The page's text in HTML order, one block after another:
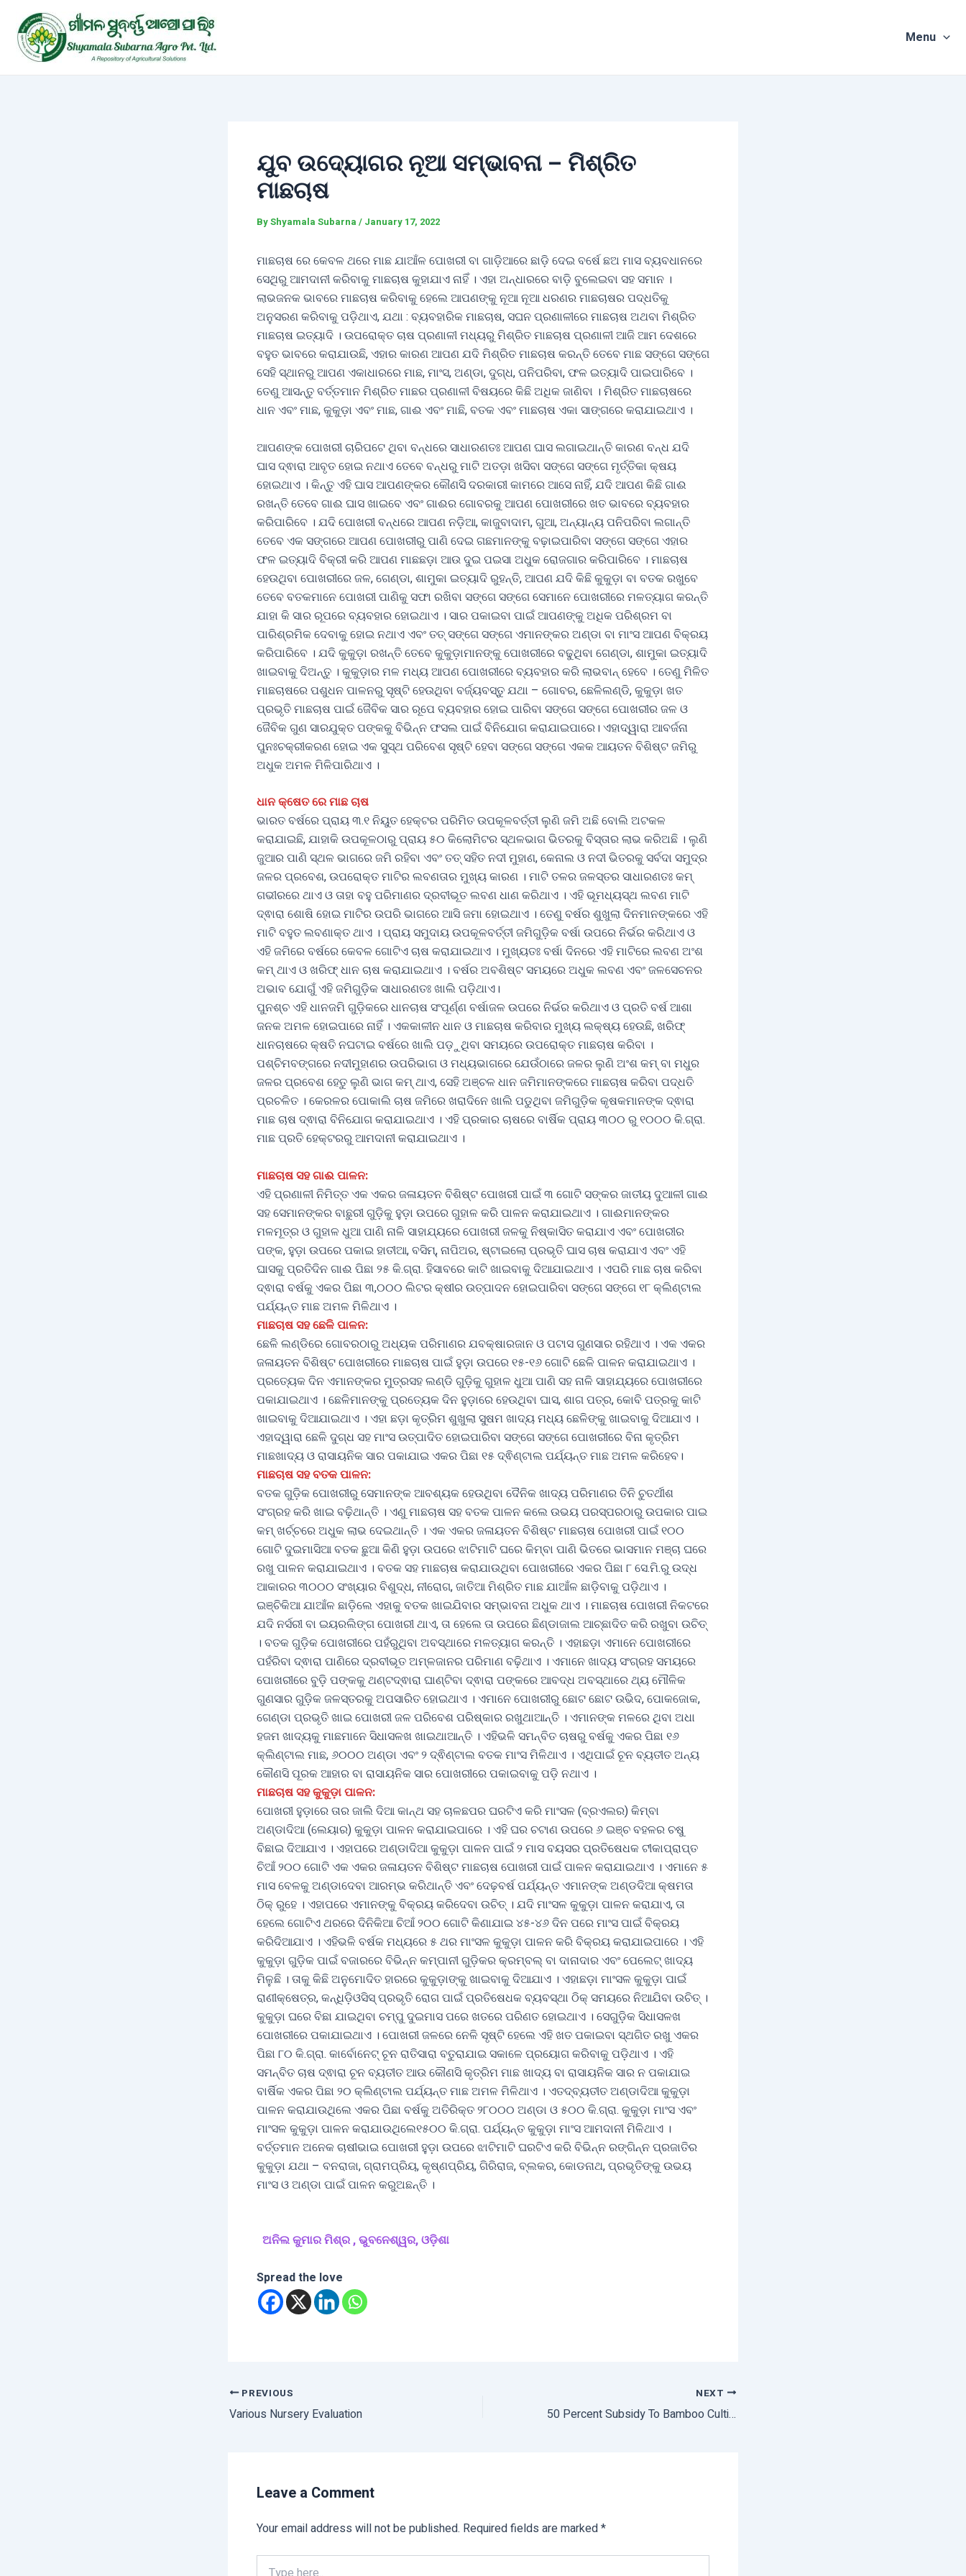
content
Menu
ଯୁବ ଉଦ୍ୟୋଗର ନୂଆ ସମ୍ଭାବନା – ମିଶ୍ରିତ
ମାଛଚାଷ
ByShyamala Subarna / January 17, 2022
ମାଛଚାଷ ରେ କେବଳ ଥରେ ମାଛ ଯାଆଁଳ ପୋଖରୀ ବା ଗାଡ଼ିଆରେ ଛାଡ଼ି ଦେଇ ବର୍ଷେ ଛଅ ମାସ ବ୍ୟବଧାନରେ
ସେଥିରୁ ଆମଦାନୀ କରିବାକୁ ମାଛଚାଷ କୁହାଯାଏ ନାହିଁ । ଏହା ଅନ୍ଧାରରେ ବାଡ଼ି ବୁଲେଇବା ସହ ସମାନ ।
ଲାଭଜନକ ଭାବରେ ମାଛଚାଷ କରିବାକୁ ହେଲେ ଆପଣଙ୍କୁ ନୂଆ ନୂଆ ଧରଣର ମାଛଚାଷର ପଦ୍ଧତିକୁ
ଅନୁସରଣ କରିବାକୁ ପଡ଼ିଥାଏ, ଯଥା : ବ୍ୟବହାରିକ ମାଛଚାଷ, ସଘନ ପ୍ରଣାଳୀରେ ମାଛଚାଷ ଅଥବା ମିଶ୍ରିତ
ମାଛଚାଷ ଇତ୍ୟାଦି । ଉପରୋକ୍ତ ଚାଷ ପ୍ରଣାଳୀ ମଧ୍ୟରୁ ମିଶ୍ରିତ ମାଛଚାଷ ପ୍ରଣାଳୀ ଆଜି ଆମ ଦେଶରେ
ବହୁତ ଭାବରେ କରାଯାଉଛି, ଏହାର କାରଣ ଆପଣ ଯଦି ମିଶ୍ରିତ ମାଛଚାଷ କରନ୍ତି ତେବେ ମାଛ ସଙ୍ଗେ ସଙ୍ଗେ
ସେହି ସ୍ଥାନରୁ ଆପଣ ଏକାଧାରରେ ମାଛ, ମାଂସ, ଅଣ୍ଡା, ଦୁଗ୍ଧ, ପନିପରିବା, ଫଳ ଇତ୍ୟାଦି ପାଇପାରିବେ ।
ତେଣୁ ଆସନ୍ତୁ ବର୍ତ୍ତମାନ ମିଶ୍ରିତ ମାଛର ପ୍ରଣାଳୀ ବିଷୟରେ କିଛି ଅଧିକ ଜାଣିବା । ମିଶ୍ରିତ ମାଛଚାଷରେ
ଧାନ ଏବଂ ମାଛ, କୁକୁଡ଼ା ଏବଂ ମାଛ, ଗାଈ ଏବଂ ମାଛି, ବତକ ଏବଂ ମାଛଚାଷ ଏକା ସାଙ୍ଗରେ କରାଯାଇଥାଏ ।
ଆପଣଙ୍କ ପୋଖରୀ ଚାରିପଟେ ଥିବା ବନ୍ଧରେ ସାଧାରଣତଃ ଆପଣ ଘାସ ଲଗାଇଥାନ୍ତି କାରଣ ବନ୍ଧ ଯଦି
ଘାସ ଦ୍ଵାରା ଆବୃତ ହୋଇ ନଥାଏ ତେବେ ବନ୍ଧରୁ ମାଟି ଅତଡ଼ା ଖସିବା ସଙ୍ଗେ ସଙ୍ଗେ ମୃର୍ତ୍ତିକା କ୍ଷୟ
ହୋଇଥାଏ । କିନ୍ତୁ ଏହି ଘାସ ଆପଣଙ୍କର କୌଣସି ଦରକାରୀ କାମରେ ଆସେ ନାହିଁ, ଯଦି ଆପଣ କିଛି ଗାଈ
ରଖନ୍ତି ତେବେ ଗାଈ ଘାସ ଖାଇବେ ଏବଂ ଗାଈର ଗୋବରକୁ ଆପଣ ପୋଖରୀରେ ଖତ ଭାବରେ ବ୍ୟବହାର
କରିପାରିବେ । ଯଦି ପୋଖରୀ ବନ୍ଧରେ ଆପଣ ନଡ଼ିଆ, କାଜୁବାଦାମ, ଗୁଆ, ଅନ୍ୟାନ୍ୟ ପନିପରିବା ଲଗାନ୍ତି
ତେବେ ଏକ ସଙ୍ଗରେ ଆପଣ ପୋଖରୀରୁ ପାଣି ଦେଇ ଗଛମାନଙ୍କୁ ବଢ଼ାଇପାରିବା ସଙ୍ଗେ ସଙ୍ଗେ ଏହାର
ଫଳ ଇତ୍ୟାଦି ବିକ୍ରୀ କରି ଆପଣ ମାଛଛଡ଼ା ଆଉ ଦୁଇ ପଇସା ଅଧୁକ ରୋଜଗାର କରିପାରିବେ । ମାଛଚାଷ
ହେଉଥିବା ପୋଖରୀରେ ଜଳ, ଗେଣ୍ଡା, ଶାମୁକା ଇତ୍ୟାଦି ରୁହନ୍ତି, ଆପଣ ଯଦି କିଛି କୁକୁଡ଼ା ବା ବତକ ରଖୁବେ
ତେବେ ବତକମାନେ ପୋଖରୀ ପାଣିକୁ ସଫା ରଖିବା ସଙ୍ଗେ ସଙ୍ଗେ ସେମାନେ ପୋଖରୀରେ ମଳତ୍ୟାଗ କରନ୍ତି
ଯାହା କି ସାର ରୂପରେ ବ୍ୟବହାର ହୋଇଥାଏ । ସାର ପକାଇବା ପାଇଁ ଆପଣଙ୍କୁ ଅଧିକ ପରିଶ୍ରମ ବା
ପାରିଶ୍ରମିକ ଦେବାକୁ ହୋଇ ନଥାଏ ଏବଂ ତତ୍ ସଙ୍ଗେ ସଙ୍ଗେ ଏମାନଙ୍କର ଅଣ୍ଡା ବା ମାଂସ ଆପଣ ବିକ୍ରୟ
କରିପାରିବେ । ଯଦି କୁକୁଡ଼ା ରଖନ୍ତି ତେବେ କୁକୁଡ଼ାମାନଙ୍କୁ ପୋଖରୀରେ ବଢୁଥିବା ଗେଣ୍ଡା, ଶାମୁକା ଇତ୍ୟାଦି
ଖାଇବାକୁ ଦିଅନ୍ତୁ । କୁକୁଡ଼ାର ମଳ ମଧ୍ୟ ଆପଣ ପୋଖରୀରେ ବ୍ୟବହାର କରି ଲାଭବାନ୍ ହେବେ । ତେଣୁ ମିଳିତ
ମାଛଚାଷରେ ପଶୁଧନ ପାଳନରୁ ସୃଷ୍ଟି ହେଉଥିବା ବର୍ଜ୍ୟବସ୍ତୁ ଯଥା – ଗୋବର, ଛେଳିଲଣ୍ଡି, କୁକୁଡ଼ା ଖତ
ପ୍ରଭୃତି ମାଛଚାଷ ପାଇଁ ଜୈବିକ ସାର ରୂପେ ବ୍ୟବହାର ହୋଇ ପାରିବା ସଙ୍ଗେ ସଙ୍ଗେ ପୋଖରୀର ଜଳ ଓ
ଜୈବିକ ଗୁଣ ସାରଯୁକ୍ତ ପଙ୍କକୁ ବିଭିନ୍ନ ଫସଲ ପାଇଁ ବିନିଯୋଗ କରାଯାଇପାରେ। ଏହାଦ୍ୱାରା ଆବର୍ଜନା
ପୁନଃଚକ୍ରୀକରଣ ହୋଇ ଏକ ସୁସ୍ଥ ପରିବେଶ ସୃଷ୍ଟି ହେବା ସଙ୍ଗେ ସଙ୍ଗେ ଏକକ ଆୟତନ ବିଶିଷ୍ଟ ଜମିରୁ
ଅଧୁକ ଅମଳ ମିଳିପାରିଥାଏ ।
ଧାନ କ୍ଷେତ ରେ ମାଛ ଚାଷ
ଭାରତ ବର୍ଷରେ ପ୍ରାୟ ୩.୧ ନିୟୁତ ହେକ୍ଟର ପରିମିତ ଉପକୂଳବର୍ତ୍ତୀ ଲୁଣି ଜମି ଅଛି ବୋଲି ଅଟକଳ
କରାଯାଇଛି, ଯାହାକି ଉପକୂଳଠାରୁ ପ୍ରାୟ ୫୦ କିଲୋମିଟର ସ୍ଥଳଭାଗ ଭିତରକୁ ବିସ୍ତାର ଲାଭ କରିଅଛି । ଲୁଣି
ଜୁଆର ପାଣି ସ୍ଥଳ ଭାଗରେ ଜମି ରହିବା ଏବଂ ତତ୍ ସହିତ ନଦୀ ମୁହାଣ, କେନାଲ ଓ ନଦୀ ଭିତରକୁ ସର୍ବଦା ସମୁଦ୍ର
ଜଳର ପ୍ରବେଶ, ଉପରୋକ୍ତ ମାଟିର ଲବଣତାର ମୁଖ୍ୟ କାରଣ । ମାଟି ତଳର ଜଳସ୍ତର ସାଧାରଣତଃ କମ୍
ଗଭୀରରେ ଥାଏ ଓ ତାହା ବହୁ ପରିମାଣର ଦ୍ରବୀଭୂତ ଲବଣ ଧାଣ କରିଥାଏ । ଏହି ଭୂମଧ୍ୟସ୍ଥ ଲବଣ ମାଟି
ଦ୍ଵାରା ଶୋଷି ହୋଇ ମାଟିର ଉପରି ଭାଗରେ ଆସି ଜମା ହୋଇଥାଏ । ତେଣୁ ବର୍ଷର ଶୁଖୁଲା ଦିନମାନଙ୍କରେ ଏହି
ମାଟି ବହୁତ ଲବଣାକ୍ତ ଥାଏ । ପ୍ରାୟ ସମୁଦାୟ ଉପକୂଳବର୍ତ୍ତୀ ଜମିଗୁଡ଼ିକ ବର୍ଷା ଉପରେ ନିର୍ଭର କରିଥାଏ ଓ
ଏହି ଜମିରେ ବର୍ଷରେ କେବଳ ଗୋଟିଏ ଚାଷ କରାଯାଇଥାଏ । ମୁଖ୍ୟତଃ ବର୍ଷା ଦିନରେ ଏହି ମାଟିରେ ଲବଣ ଅଂଶ
କମ୍ ଥାଏ ଓ ଖରିଫ୍ ଧାନ ଚାଷ କରାଯାଇଥାଏ । ବର୍ଷର ଅବଶିଷ୍ଟ ସମୟରେ ଅଧୁକ ଲବଣ ଏବଂ ଜଳସେଚନର
ଅଭାବ ଯୋଗୁଁ ଏହି ଜମିଗୁଡ଼ିକ ସାଧାରଣତଃ ଖାଲି ପଡ଼ିଥାଏ।
ପୁନଶ୍ଚ ଏହି ଧାନଜମି ଗୁଡ଼ିକରେ ଧାନଚାଷ ସଂପୂର୍ଣ୍ଣ ବର୍ଷାଜଳ ଉପରେ ନିର୍ଭର କରିଥାଏ ଓ ପ୍ରତି ବର୍ଷ ଆଶା
ଜନକ ଅମଳ ହୋଇପାରେ ନାହିଁ । ଏକକାଳୀନ ଧାନ ଓ ମାଛଚାଷ କରିବାର ମୁଖ୍ୟ ଲକ୍ଷ୍ୟ ହେଉଛି, ଖରିଫ୍
ଧାନଚାଷରେ କ୍ଷତି ନଘଟାଇ ବର୍ଷରେ ଖାଲି ପଡ଼ୁଥିବା ସମୟରେ ଉପରୋକ୍ତ ମାଛଚାଷ କରିବା ।
ପଶ୍ଚିମବଙ୍ଗରେ ନଦୀମୁହାଣର ଉପରିଭାଗ ଓ ମଧ୍ୟଭାଗରେ ଯେଉଁଠାରେ ଜଳର ଲୁଣି ଅଂଶ କମ୍ ବା ମଧୁର
ଜଳର ପ୍ରବେଶ ହେତୁ ଲୁଣି ଭାଗ କମ୍ ଥାଏ, ସେହି ଅଞ୍ଚଳ ଧାନ ଜମିମାନଙ୍କରେ ମାଛଚାଷ କରିବା ପଦ୍ଧତି
ପ୍ରଚଳିତ । କେରଳର ପୋକାଲି ଚାଷ ଜମିରେ ଖରାଦିନେ ଖାଲି ପଡୁଥିବା ଜମିଗୁଡ଼ିକ କୃଷକମାନଙ୍କ ଦ୍ଵାରା
ମାଛ ଚାଷ ଦ୍ଵାରା ବିନିଯୋଗ କରାଯାଇଥାଏ । ଏହି ପ୍ରକାର ଚାଷରେ ବାର୍ଷିକ ପ୍ରାୟ ୩୦୦ ରୁ ୧୦୦୦ କି.ଗ୍ରା.
ମାଛ ପ୍ରତି ହେକ୍ଟରରୁ ଆମଦାନୀ କରାଯାଇଥାଏ ।
ମାଛଚାଷ ସହ ଗାଈ ପାଳନ:
ଏହି ପ୍ରଣାଳୀ ନିମିତ୍ତ ଏକ ଏକର ଜଳାୟତନ ବିଶିଷ୍ଟ ପୋଖରୀ ପାଇଁ ୩ ଗୋଟି ସଙ୍କର ଜାତୀୟ ଦୁଆଳୀ ଗାଈ
ସହ ସେମାନଙ୍କର ବାଛୁରୀ ଗୁଡ଼ିକୁ ହୁଡ଼ା ଉପରେ ଗୁହାଳ କରି ପାଳନ କରାଯାଇଥାଏ । ଗାଈମାନଙ୍କର
ମଳମୂତ୍ର ଓ ଗୁହାଳ ଧୁଆ ପାଣି ନାଳି ସାହାଯ୍ୟରେ ପୋଖରୀ ଜଳକୁ ନିଷ୍କାସିତ କରାଯାଏ ଏବଂ ପୋଖରୀର
ପଙ୍କ, ହୁଡ଼ା ଉପରେ ପକାଇ ହାତୀଆ, ବସିମ୍, ନାପିଅର, ଷ୍ଟାଇଲୋ ପ୍ରଭୃତି ଘାସ ଚାଷ କରାଯାଏ ଏବଂ ଏହି
ଘାସକୁ ପ୍ରତିଦିନ ଗାଈ ପିଛା ୨୫ କି.ଗ୍ରା. ହିସାବରେ କାଟି ଖାଇବାକୁ ଦିଆଯାଇଥାଏ । ଏପରି ମାଛ ଚାଷ କରିବା
ଦ୍ଵାରା ବର୍ଷକୁ ଏକର ପିଛା ୩,୦୦୦ ଲିଟର କ୍ଷୀର ଉତ୍ପାଦନ ହୋଇପାରିବା ସଙ୍ଗେ ସଙ୍ଗେ ୧୮ କ୍ଲିଣ୍ଟାଲ
ପର୍ଯ୍ୟନ୍ତ ମାଛ ଅମଳ ମିଳିଥାଏ ।
ମାଛଚାଷ ସହ ଛେଳି ପାଳନ:
ଛେଳି ଲଣ୍ଡିରେ ଗୋବରଠାରୁ ଅଧ୍ୟକ ପରିମାଣର ଯବକ୍ଷାରଜାନ ଓ ପଟାସ ଗୁଣସାର ରହିଥାଏ । ଏକ ଏକର
ଜଳାୟତନ ବିଶିଷ୍ଟ ପୋଖରୀରେ ମାଛଚାଷ ପାଇଁ ହୁଡ଼ା ଉପରେ ୧୫-୧୬ ଗୋଟି ଛେଳି ପାଳନ କରାଯାଇଥାଏ ।
ପ୍ରତ୍ୟେକ ଦିନ ଏମାନଙ୍କର ମୁତ୍ରସହ ଲଣ୍ଡି ଗୁଡ଼ିକୁ ଗୁହାଳ ଧୁଆ ପାଣି ସହ ନାଳି ସାହାଯ୍ୟରେ ପୋଖରୀରେ
ପକାଯାଇଥାଏ । ଛେଳିମାନଙ୍କୁ ପ୍ରତ୍ୟେକ ଦିନ ହୁଡ଼ାରେ ହେଉଥିବା ଘାସ, ଶାଗ ପତ୍ର, କୋବି ପତ୍ରକୁ କାଟି
ଖାଇବାକୁ ଦିଆଯାଇଥାଏ । ଏହା ଛଡ଼ା କୃତ୍ରିମ ଶୁଖୁଲା ସୁଷମ ଖାଦ୍ୟ ମଧ୍ୟ ଛେଳିଙ୍କୁ ଖାଇବାକୁ ଦିଆଯାଏ ।
ଏହାଦ୍ୱାରା ଛେଳି ଦୁଗ୍ଧ ସହ ମାଂସ ଉତ୍ପାଦିତ ହୋଇପାରିବା ସଙ୍ଗେ ସଙ୍ଗେ ପୋଖରୀରେ ବିନା କୃତ୍ରିମ
ମାଛଖାଦ୍ୟ ଓ ରାସାୟନିକ ସାର ପକାଯାଇ ଏକର ପିଛା ୧୫ ଦ୍ଵିଣ୍ଟାଲ ପର୍ଯ୍ୟନ୍ତ ମାଛ ଅମଳ କରିହେବ।
ମାଛଚାଷ ସହ ବତକ ପାଳନ:
ବତକ ଗୁଡ଼ିକ ପୋଖରୀରୁ ସେମାନଙ୍କ ଆବଶ୍ୟକ ହେଉଥିବା ଦୈନିକ ଖାଦ୍ୟ ପରିମାଣର ତିନି ଚୁତର୍ଥୀଶ
ସଂଗ୍ରହ କରି ଖାଇ ବଢ଼ିଥାନ୍ତି । ଏଣୁ ମାଛଚାଷ ସହ ବତକ ପାଳନ କଲେ ଉଭୟ ପରସ୍ପରଠାରୁ ଉପକାର ପାଇ
କମ୍ ଖର୍ଚ୍ଚରେ ଅଧୁକ ଲାଭ ଦେଇଥାନ୍ତି । ଏକ ଏକର ଜଳାୟତନ ବିଶିଷ୍ଟ ମାଛଚାଷ ପୋଖରୀ ପାଇଁ ୧୦୦
ଗୋଟି ଦୁଇମାସିଆ ବତକ ଛୁଆ କିଣି ହୁଡ଼ା ଉପରେ ଝାଟିମାଟି ଘରେ କିମ୍ବା ପାଣି ଭିତରେ ଭାସମାନ ମଞ୍ଚା ଘରେ
ରଖୁ ପାଳନ କରାଯାଇଥାଏ । ବତକ ସହ ମାଛଚାଷ କରାଯାଉଥିବା ପୋଖରୀରେ ଏକର ପିଛା ୮ ସେ.ମି.ରୁ ଉଦ୍ଧ
ଆକାରର ୩୦୦୦ ସଂଖ୍ୟାର ବିଶୁଦ୍ଧ, ନୀରୋଗ, ଜାତିଆ ମିଶ୍ରିତ ମାଛ ଯାଆଁଳ ଛାଡ଼ିବାକୁ ପଡ଼ିଥାଏ ।
ଇଞ୍ଚିକିଆ ଯାଆଁଳ ଛାଡ଼ିଲେ ଏହାକୁ ବତକ ଖାଇଯିବାର ସମ୍ଭାବନା ଅଧୁକ ଥାଏ । ମାଛଚାଷ ପୋଖରୀ ନିକଟରେ
ଯଦି ନର୍ସରୀ ବା ଇୟରଲିଙ୍ଗ ପୋଖରୀ ଥାଏ, ତା ହେଲେ ତା ଉପରେ ଛିଣ୍ଡାଜାଲ ଆଚ୍ଛାଦିତ କରି ରଖୁବା ଉଚିତ୍
। ବତକ ଗୁଡ଼ିକ ପୋଖରୀରେ ପହଁରୁଥିବା ଅବସ୍ଥାରେ ମଳତ୍ୟାଗ କରନ୍ତି । ଏହାଛଡ଼ା ଏମାନେ ପୋଖରୀରେ
ପହଁରିବା ଦ୍ଵାରା ପାଣିରେ ଦ୍ରବୀଭୂତ ଅମ୍ଳଜାନର ପରିମାଣ ବଢ଼ିଥାଏ । ଏମାନେ ଖାଦ୍ୟ ସଂଗ୍ରହ ସମୟରେ
ପୋଖରୀରେ ବୁଡ଼ି ପଙ୍କକୁ ଥଣ୍ଟଦ୍ଵାରା ଘାଣ୍ଟିବା ଦ୍ଵାରା ପଙ୍କରେ ଆବଦ୍ଧ ଅବସ୍ଥାରେ ଥ୍ୟ ମୌଳିକ
ଗୁଣସାର ଗୁଡ଼ିକ ଜଳସ୍ତରକୁ ଅପସାରିତ ହୋଇଥାଏ । ଏମାନେ ପୋଖରୀରୁ ଛୋଟ ଛୋଟ ଉଭିଦ, ପୋକଜୋକ,
ଗେଣ୍ଡା ପ୍ରଭୃତି ଖାଇ ପୋଖରୀ ଜଳ ପରିବେଶ ପରିଷ୍କାର ରଖୁଥାଆନ୍ତି । ଏମାନଙ୍କ ମଳରେ ଥିବା ଅଧା
ହଜମ ଖାଦ୍ୟକୁ ମାଛମାନେ ସିଧାସଳଖ ଖାଇଥାଆନ୍ତି । ଏହିଭଳି ସମନ୍ବିତ ଚାଷରୁ ବର୍ଷକୁ ଏକର ପିଛା ୧୬
କ୍ଲିଣ୍ଟାଲ ମାଛ, ୬୦୦୦ ଅଣ୍ଡା ଏବଂ ୨ ଦ୍ଵିଣ୍ଟାଲ ବତକ ମାଂସ ମିଳିଥାଏ । ଏଥିପାଇଁ ଚୂନ ବ୍ୟତୀତ ଅନ୍ୟ
କୌଣସି ପୂରକ ଆହାର ବା ରାସାୟନିକ ସାର ପୋଖରୀରେ ପକାଇବାକୁ ପଡ଼ି ନଥାଏ ।
ମାଛଚାଷ ସହ କୁକୁଡ଼ା ପାଳନ:
ପୋଖରୀ ହୁଡ଼ାରେ ତାର ଜାଲି ଦିଆ କାନ୍ଥ ସହ ଚାଳଛପର ଘରଟିଏ କରି ମାଂସଳ (ବ୍ରଏଲର) କିମ୍ବା
ଅଣ୍ଡାଦିଆ (ଲେୟାର) କୁକୁଡ଼ା ପାଳନ କରାଯାଇପାରେ । ଏହି ଘର ଚଟାଣ ଉପରେ ୬ ଇଞ୍ଚ ବହଳର ଚଷୁ
ବିଛାଇ ଦିଆଯାଏ । ଏହାପରେ ଅଣ୍ଡାଦିଆ କୁକୁଡ଼ା ପାଳନ ପାଇଁ ୨ ମାସ ବୟସର ପ୍ରତିଷେଧକ ଟୀକାପ୍ରାପ୍ତ
ଚିଆଁ ୨୦୦ ଗୋଟି ଏକ ଏକର ଜଳାୟତନ ବିଶିଷ୍ଟ ମାଛଚାଷ ପୋଖରୀ ପାଇଁ ପାଳନ କରାଯାଇଥାଏ । ଏମାନେ ୫
ମାସ ବେଳକୁ ଅଣ୍ଡାଦେବା ଆରମ୍ଭ କରିଥାନ୍ତି ଏବଂ ଦେଢ଼ବର୍ଷ ପର୍ଯ୍ୟନ୍ତ ଏମାନଙ୍କ ଅଣ୍ଡଦିଆ କ୍ଷମତା
ଠିକ୍ ରୁହେ । ଏହାପରେ ଏମାନଙ୍କୁ ବିକ୍ରୟ କରିଦେବା ଉଚିତ୍ । ଯଦି ମାଂସଳ କୁକୁଡ଼ା ପାଳନ କରାଯାଏ, ତା
ହେଲେ ଗୋଟିଏ ଥରରେ ଦିନିକିଆ ଚିଆଁ ୨୦୦ ଗୋଟି କିଣାଯାଇ ୪୫-୪୬ ଦିନ ପରେ ମାଂସ ପାଇଁ ବିକ୍ରୟ
କରିଦିଆଯାଏ । ଏହିଭଳି ବର୍ଷକ ମଧ୍ୟରେ ୫ ଥର ମାଂସଳ କୁକୁଡ଼ା ପାଳନ କରି ବିକ୍ରୟ କରାଯାଇପାରେ । ଏହି
କୁକୁଡ଼ା ଗୁଡ଼ିକ ପାଇଁ ବଜାରରେ ବିଭିନ୍ନ କମ୍ପାନୀ ଗୁଡ଼ିକର କ୍ରମ୍ବଲ୍ ବା ଦାନାଦାର ଏବଂ ପେଲେଟ୍ ଖାଦ୍ୟ
ମିଳୁଛି । ତାକୁ କିଛି ଅନୁମୋଦିତ ହାରରେ କୁକୁଡ଼ାଙ୍କୁ ଖାଇବାକୁ ଦିଆଯାଏ । ଏହାଛଡ଼ା ମାଂସଳ କୁକୁଡ଼ା ପାଇଁ
ରାଣୀକ୍ଷେତ୍ର, କନ୍ଧିଡ଼ିଓସିସ୍ ପ୍ରଭୃତି ରୋଗ ପାଇଁ ପ୍ରତିଷେଧକ ବ୍ୟବସ୍ଥା ଠିକ୍ ସମୟରେ ନିଆଯିବା ଉଚିତ୍ ।
କୁକୁଡ଼ା ଘରେ ବିଛା ଯାଇଥିବା ଚମ୍ପୁ ଦୁଇମାସ ପରେ ଖତରେ ପରିଣତ ହୋଇଥାଏ । ସେଗୁଡ଼ିକ ସିଧାସଳଖ
ପୋଖରୀରେ ପକାଯାଇଥାଏ । ପୋଖରୀ ଜଳରେ ନେଳି ସୃଷ୍ଟି ହେଲେ ଏହି ଖତ ପକାଇବା ସ୍ଥଗିତ ରଖୁ ଏକର
ପିଛା ୮୦ କି.ଗ୍ରା. କାର୍ବୋନେଟ୍ ଚୂନ ରାତିସାରା ବତୁରାଯାଇ ସକାଳେ ପ୍ରୟୋଗ କରିବାକୁ ପଡ଼ିଥାଏ । ଏହି
ସମନ୍ବିତ ଚାଷ ଦ୍ଵାରା ଚୂନ ବ୍ୟତୀତ ଆଉ କୌଣସି କୃତ୍ରିମ ମାଛ ଖାଦ୍ୟ ବା ରାସାୟନିକ ସାର ନ ପକାଯାଇ
ବାର୍ଷିକ ଏକର ପିଛା ୨୦ କ୍ଲିଣ୍ଟାଲ ପର୍ଯ୍ୟନ୍ତ ମାଛ ଅମଳ ମିଳିଥାଏ । ଏତଦ୍‌ବ୍ୟତୀତ ଅଣ୍ଡାଦିଆ କୁକୁଡ଼ା
ପାଳନ କରାଯାଉଥିଲେ ଏକର ପିଛା ବର୍ଷକୁ ଅତିରିକ୍ତ ୨୮୦୦୦ ଅଣ୍ଡା ଓ ୫୦୦ କି.ଗ୍ରା. କୁକୁଡ଼ା ମାଂସ ଏବଂ
ମାଂସଳ କୁକୁଡ଼ା ପାଳନ କରାଯାଉଥିଲେ୧୫୦୦ କି.ଗ୍ରା. ପର୍ଯ୍ୟନ୍ତ କୁକୁଡ଼ା ମାଂସ ଆମଦାନୀ ମିଳିଥାଏ ।
ବର୍ତ୍ତମାନ ଅନେକ ଚାଷୀଭାଇ ପୋଖରୀ ହୁଡ଼ା ଉପରେ ଝାଟିମାଟି ଘରଟିଏ କରି ବିଭିନ୍ନ ରଙ୍ଗିନ୍ନ ପ୍ରଜାତିର
କୁକୁଡ଼ା ଯଥା – ବନରାଜା, ଗ୍ରାମପ୍ରିୟ, କୃଷ୍ଣପ୍ରିୟ, ଗିରିରାଜ, ବ୍ଲକର, କୋଡନାଥ, ପ୍ରଭୃତିଙ୍କୁ ଉଭୟ
ମାଂସ ଓ ଅଣ୍ଡା ପାଇଁ ପାଳନ କରୁଅଛନ୍ତି ।
ଅନିଲ କୁମାର ମିଶ୍ର , ଭୁବନେଶ୍ୱର, ଓଡ଼ିଶା
Spread the love
PREVIOUS
Various Nursery Evaluation
NEXT
50 Percent Subsidy To Bamboo Cultivation
Leave a Comment
Your email address will not be published. Required fields are marked*
Type